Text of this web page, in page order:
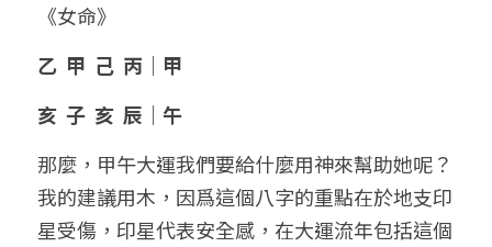
五行計算高階班
團隊訓練營
support@p8zicourse.com
五行八字線上班
《女命》
乙  甲  己  丙｜甲
亥  子  亥  辰｜午
那麼，甲午大運我們要給什麼用神來幫助她呢？
我的建議用木，因爲這個八字的重點在於地支印
星受傷，印星代表安全感，在大運流年包括這個